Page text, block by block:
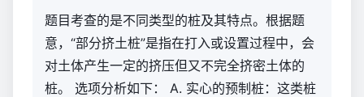
题目考查的是不同类型的桩及其特点。根据题
意，“部分挤土桩”是指在打入或设置过程中，会
对土体产生一定的挤压但又不完全挤密土体的
桩。 选项分析如下： A. 实心的预制桩：这类桩